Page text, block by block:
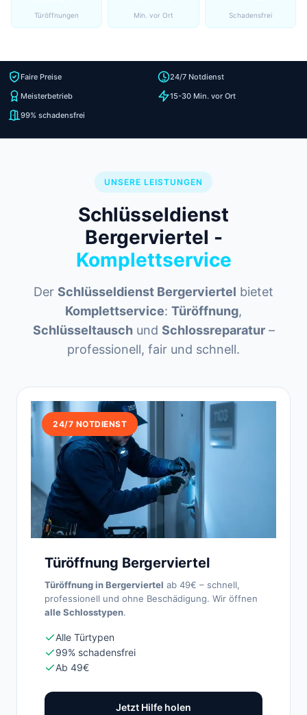
Türöffnungen Min. vor Ort Schadensfrei
Faire Preise
24/7 Notdienst
Meisterbetrieb
15-30 Min. vor Ort
99% schadensfrei
UNSERE LEISTUNGEN
Schlüsseldienst
Bergerviertel -
Komplettservice
Der Schlüsseldienst Bergerviertel bietet
Komplettservice: Türöffnung,
Schlüsseltauschund Schlossreparatur–
professionell, fair und schnell.
24/7 NOTDIENST
Türöffnung Bergerviertel
Türöffnung in Bergerviertel ab 49€ – schnell,
professionell und ohne Beschädigung. Wir öffnen
alle Schlosstypen.
Alle Türtypen
99% schadensfrei
Ab 49€
Jetzt Hilfe holen